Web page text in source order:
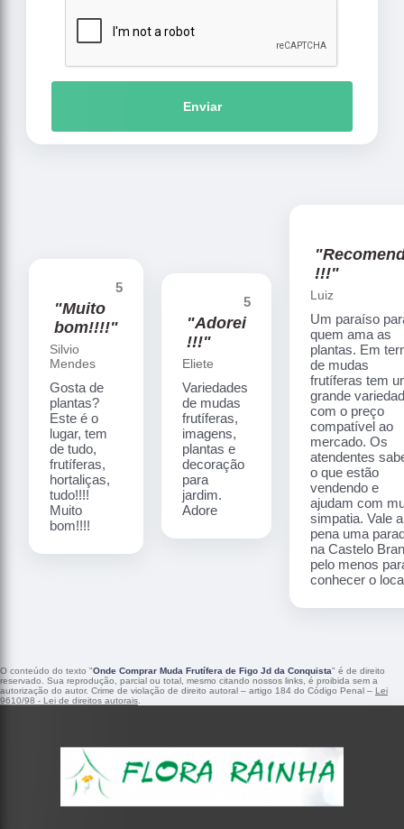
Enviar
5
"Muito
bom!!!!"
Silvio
Mendes
Gosta de
plantas?
Este é o
lugar, tem
de tudo,
frutíferas,
hortaliças,
tudo!!!!
Muito
bom!!!!
5
"Adorei
!!!"
Eliete
Variedades
de mudas
frutíferas,
imagens,
plantas e
decoração
para
jardim.
Adore
!!!"
Luiz
Um paraíso
quem ama as
plantas. Em
de mudas
frutíferas tem
grande
com o preço
compatível ao
mercado. Os
atendentes
o que estão
vendendo e
ajudam com
simpatia. Vale a
pena uma
na Castelo
pelo menos
conhecer o
O conteúdo do texto "Onde Comprar Muda Frutífera de Figo Jd da Conquista" é de direito
reservado. Sua reprodução, parcial ou total, mesmo citando nossos links, é proibida sem a
autorização do autor. Crime de violação de direito autoral – artigo 184 do Código Penal – Lei
9610/98 - Lei de direitos autorais